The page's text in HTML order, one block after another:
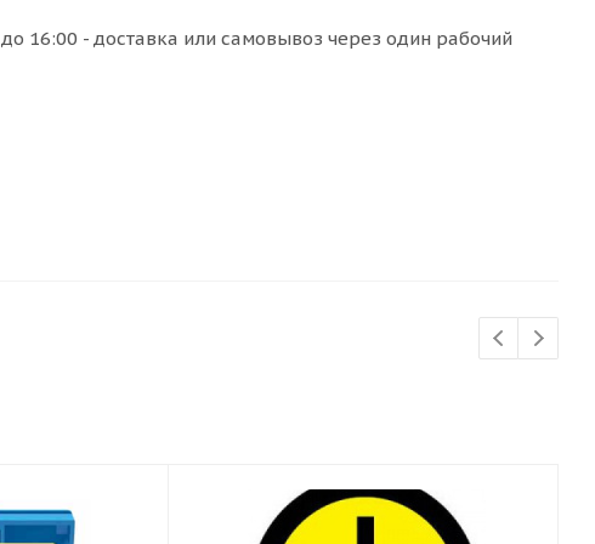
16:00 - доставка или самовывоз через один рабочий